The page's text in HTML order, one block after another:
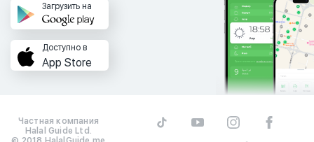
Загрузить на
Доступно в
App Store
Частная компания
Halal Guide Ltd.